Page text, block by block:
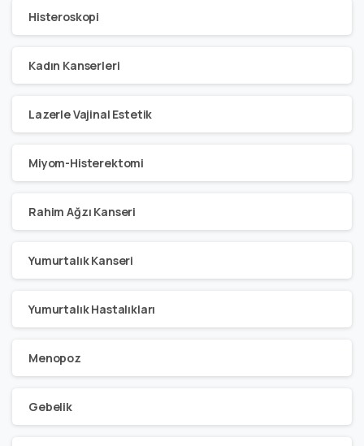
Histeroskopi
Kadın Kanserleri
Lazerle Vajinal Estetik
Miyom-Histerektomi
Rahim Ağzı Kanseri
Yumurtalık Kanseri
Yumurtalık Hastalıkları
Menopoz
Gebelik